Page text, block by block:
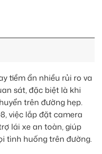
tiềm ẩn nhiều rủi ro va
sát, đặc biệt là khi
trên đường hẹp.
việc lắp đặt camera
lái xe an toàn, giúp
tình huống trên đường.